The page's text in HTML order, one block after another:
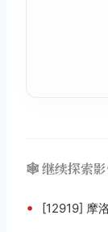
🕸️ 继续探索
• [12919] 摩